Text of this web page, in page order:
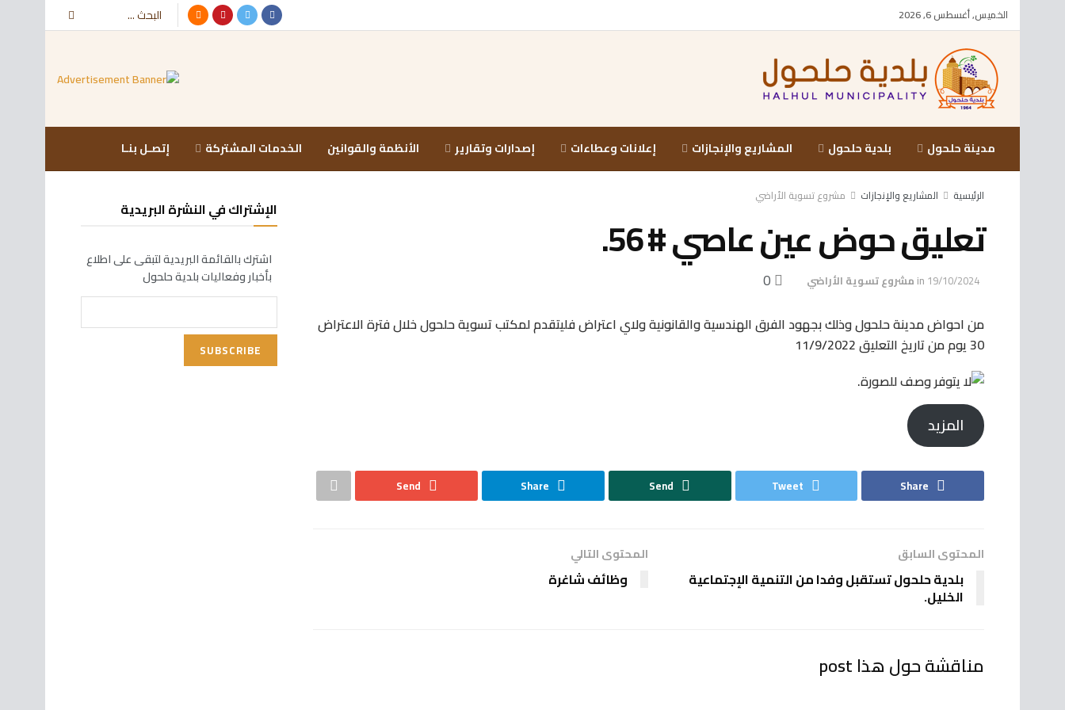
الخميس, أغسطس 6, 2026
مدينة حلحول بلدية حلحول المشاريع والإنجازات إعلانات وعطاءات إصدارات وتقارير الأنظمة والقوانين الخدمات المشتركة إتصـل بنـا
الرئيسية المشاريع والإنجازات مشروع تسوية الأراضي
تعليق حوض عين عاصي # 56.
19/10/2024
in مشروع تسوية الأراضي
من احواض مدينة حلحول وذلك بجهود الفرق الهندسية والقانونية ولاي اعتراض فليتقدم لمكتب تسوية حلحول خلال فترة الاعتراض
30 يوم من تاريخ التعليق 11/9/2022
المزيد
Share
Tweet
Send
Share
Send
المحتوى السابق
بلدية حلحول تستقبل وفدا من التنمية الإجتماعية
الخليل.
المحتوى التالي
وظائف شاغرة
مناقشة حول هذا post
الإشتراك في النشرة البريدية
اشترك بالقائمة البريدية لتبقى على اطلاع
بأخبار وفعاليات بلدية حلحول